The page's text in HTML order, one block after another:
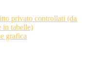
privato controllati (da
in tabelle)
grafica